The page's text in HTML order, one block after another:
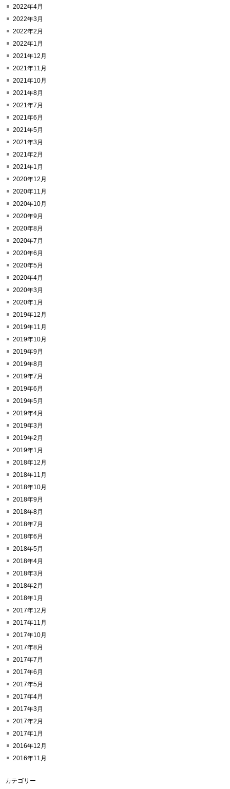
2022年4月
2022年3月
2022年2月
2022年1月
2021年12月
2021年11月
2021年10月
2021年8月
2021年7月
2021年6月
2021年5月
2021年3月
2021年2月
2021年1月
2020年12月
2020年11月
2020年10月
2020年9月
2020年8月
2020年7月
2020年6月
2020年5月
2020年4月
2020年3月
2020年1月
2019年12月
2019年11月
2019年10月
2019年9月
2019年8月
2019年7月
2019年6月
2019年5月
2019年4月
2019年3月
2019年2月
2019年1月
2018年12月
2018年11月
2018年10月
2018年9月
2018年8月
2018年7月
2018年6月
2018年5月
2018年4月
2018年3月
2018年2月
2018年1月
2017年12月
2017年11月
2017年10月
2017年8月
2017年7月
2017年6月
2017年5月
2017年4月
2017年3月
2017年2月
2017年1月
2016年12月
2016年11月
カテゴリー